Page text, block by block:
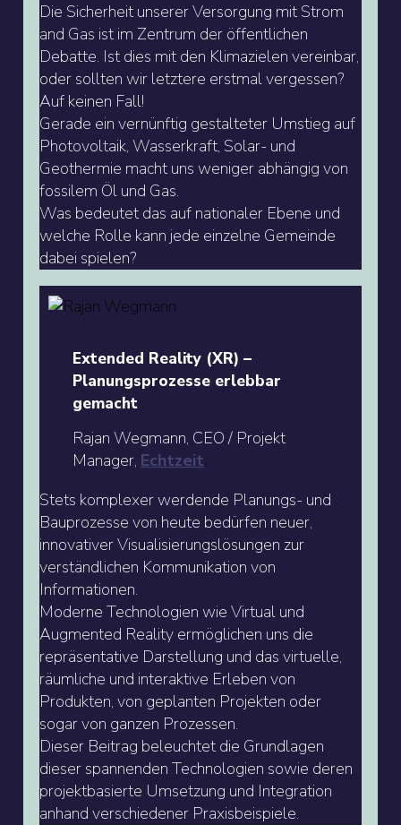
Die Sicherheit unserer Versorgung mit Strom
and Gas ist im Zentrum der öffentlichen
Debatte. Ist dies mit den Klimazielen vereinbar,
oder sollten wir letztere erstmal vergessen?
Auf keinen Fall!
Gerade ein vernünftig gestalteter Umstieg auf
Photovoltaik, Wasserkraft, Solar- und
Geothermie macht uns weniger abhängig von
fossilem Öl und Gas.
Was bedeutet das auf nationaler Ebene und
welche Rolle kann jede einzelne Gemeinde
dabei spielen?
Extended Reality (XR) –
Planungsprozesse erlebbar
gemacht
Rajan Wegmann, CEO / Projekt
Manager, Echtzeit
Stets komplexer werdende Planungs- und
Bauprozesse von heute bedürfen neuer,
innovativer Visualisierungslösungen zur
verständlichen Kommunikation von
Informationen.
Moderne Technologien wie Virtual und
Augmented Reality ermöglichen uns die
repräsentative Darstellung und das virtuelle,
räumliche und interaktive Erleben von
Produkten, von geplanten Projekten oder
sogar von ganzen Prozessen.
Dieser Beitrag beleuchtet die Grundlagen
dieser spannenden Technologien sowie deren
projektbasierte Umsetzung und Integration
anhand verschiedener Praxisbeispiele.